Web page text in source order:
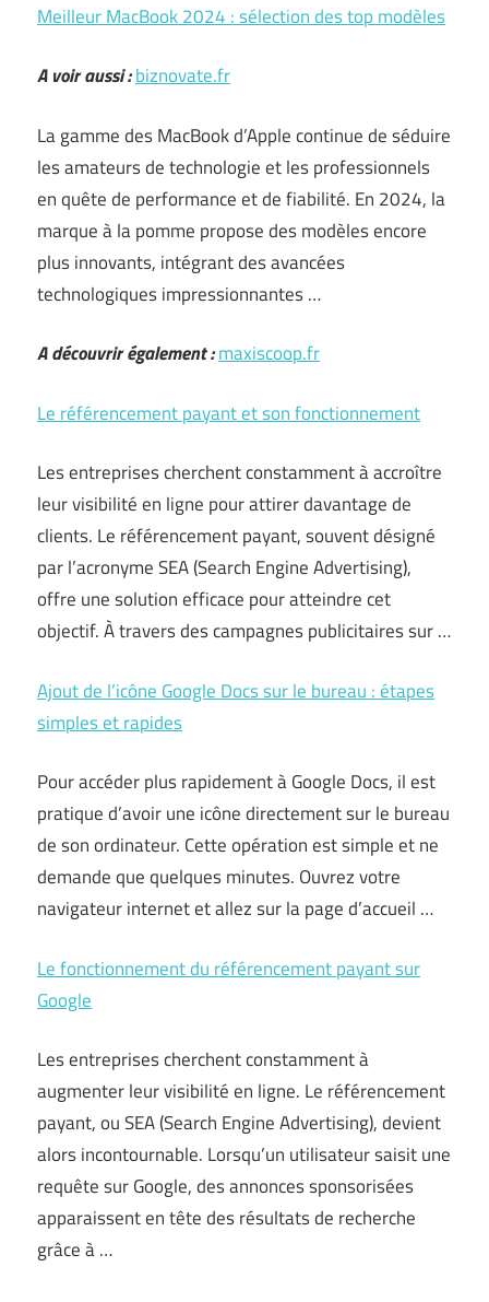
Meilleur MacBook 2024 : sélection des top modèles
A voir aussi :biznovate.fr
La gamme des MacBook d’Apple continue de séduire
les amateurs de technologie et les professionnels
en quête de performance et de fiabilité. En 2024, la
marque à la pomme propose des modèles encore
plus innovants, intégrant des avancées
technologiques impressionnantes …
A découvrir également :maxiscoop.fr
Le référencement payant et son fonctionnement
Les entreprises cherchent constamment à accroître
leur visibilité en ligne pour attirer davantage de
clients. Le référencement payant, souvent désigné
par l’acronyme SEA (Search Engine Advertising),
offre une solution efficace pour atteindre cet
objectif. À travers des campagnes publicitaires sur …
Ajout de l’icône Google Docs sur le bureau : étapes
simples et rapides
Pour accéder plus rapidement à Google Docs, il est
pratique d’avoir une icône directement sur le bureau
de son ordinateur. Cette opération est simple et ne
demande que quelques minutes. Ouvrez votre
navigateur internet et allez sur la page d’accueil …
Le fonctionnement du référencement payant sur
Google
Les entreprises cherchent constamment à
augmenter leur visibilité en ligne. Le référencement
payant, ou SEA (Search Engine Advertising), devient
alors incontournable. Lorsqu’un utilisateur saisit une
requête sur Google, des annonces sponsorisées
apparaissent en tête des résultats de recherche
grâce à …